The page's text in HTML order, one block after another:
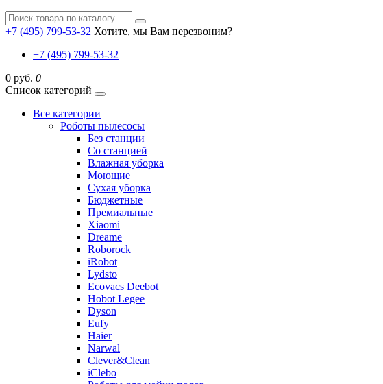
+7 (495) 799-53-32 Хотите, мы Вам перезвоним?
+7 (495) 799-53-32
0 руб. 0
Список категорий
Все категории
Роботы пылесосы
Без станции
Со станцией
Влажная уборка
Моющие
Сухая уборка
Бюджетные
Премиальные
Xiaomi
Dreame
Roborock
iRobot
Lydsto
Ecovacs Deebot
Hobot Legee
Dyson
Eufy
Haier
Narwal
Clever&Clean
iClebo